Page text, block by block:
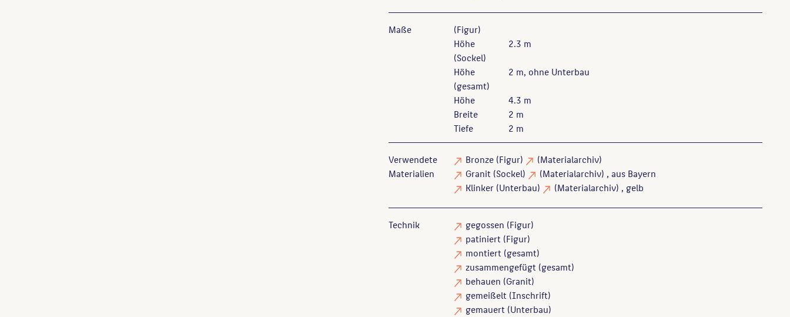
Maße
(Figur)
Höhe
(Sockel)
Höhe
(gesamt)
Höhe
Breite
Tiefe
2.3 m
2 m, ohne Unterbau
4.3 m
2 m
2 m
Verwendete
Materialien
Bronze (Figur)
(Materialarchiv)
Granit (Sockel) (Materialarchiv) , aus Bayern
Klinker (Unterbau) (Materialarchiv) , gelb
Technik gegossen (Figur)
patiniert (Figur)
montiert (gesamt)
zusammengefügt (gesamt)
behauen (Granit)
gemeißelt (Inschrift)
gemauert (Unterbau)